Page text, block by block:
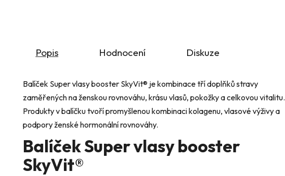
Popis Hodnocení Diskuze
Balíček Super vlasy booster SkyVit® je kombinace tří doplňků stravy
zaměřených na ženskou rovnováhu, krásu vlasů, pokožky a celkovou vitalitu.
Produkty v balíčku tvoří promyšlenou kombinaci kolagenu, vlasové výživy a
podpory ženské hormonální rovnováhy.
Balíček Super vlasy booster
SkyVit®